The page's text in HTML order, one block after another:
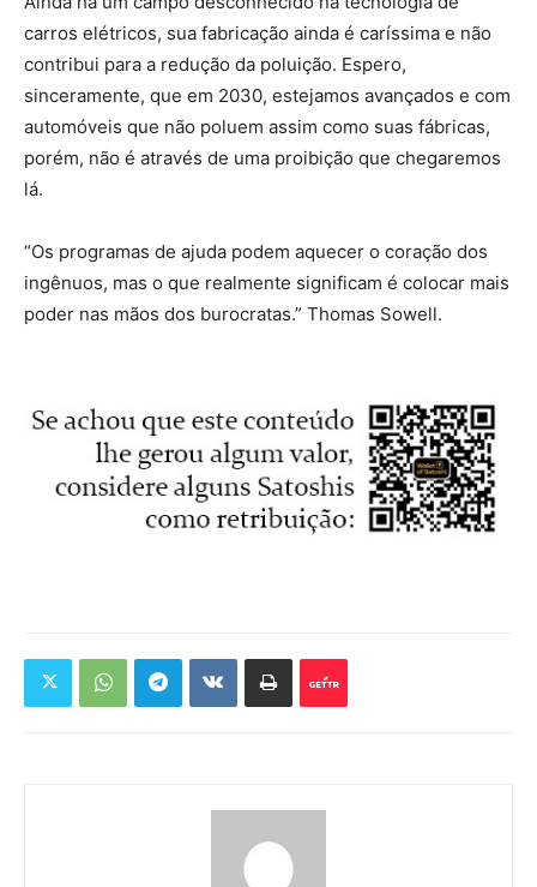
carros elétricos, sua fabricação ainda é caríssima e não
contribui para a redução da poluição. Espero,
sinceramente, que em 2030, estejamos avançados e com
automóveis que não poluem assim como suas fábricas,
porém, não é através de uma proibição que chegaremos
lá.
“Os programas de ajuda podem aquecer o coração dos
ingênuos, mas o que realmente significam é colocar mais
poder nas mãos dos burocratas.” Thomas Sowell.